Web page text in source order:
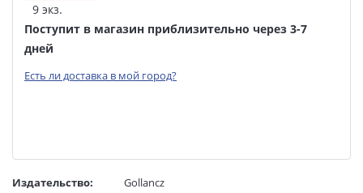
9 экз.
Поступит в магазин приблизительно через 3-7
дней
Есть ли доставка в мой город?
Издательство:
Gollancz